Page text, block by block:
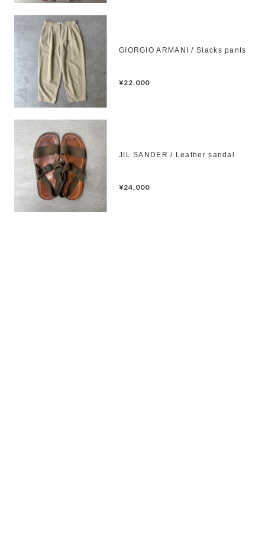
GIORGIO ARMANI / Slacks pants
¥22,000
JIL SANDER / Leather sandal
¥24,000